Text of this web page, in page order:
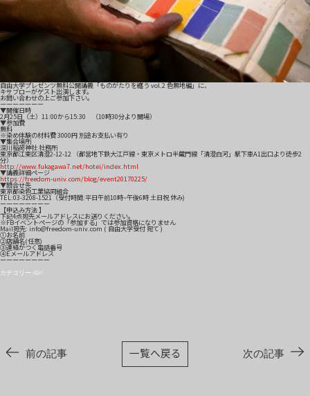
自由大学プレゼンツ無料公開講義「ものがたりを纏う vol.2 色無地編」に、
キサブローがゲスト出演します。
お問い合わせの上ご参加下さい。
ーーーーーーー
▼開催日時
2月25日（土）11:00から15:30 （10時30分より開場）
▼参加費
無料
※染め体験の材料費 3000円 別途お支払い有り
▼集合場所
深川稲荷神社 社務所
東京都江東区清澄2-12-12 （都営地下鉄大江戸線・東京メトロ半蔵門線「清澄白河」 駅下車A1出口より徒歩2
分）
http://www.fukagawa7.net/hotei/index.html
▼講義詳細ページ
https://freedom-univ.com/blog/event20170225/
▼問合せ先
東京都染色工業協同組合
TEL:03-3208-1521（受付時間:平日午前10時~午後6時 土日祝 休み)
ーーーーーーーー
【申込み方法 】
下記4点宛先メールアドレスにお送りください。
※FBイベントページの「参加する」では参加資格になり ません
Mail宛先: info@freedom-univ.com ( 自由大学受付 宛て )
①お名前
②店舗名(任意)
③連絡がつく電話番号
④Eメールアドレス
ーーーーーーーー
カテゴリー: NEWS
前の記事 一覧へ戻る 次の記事